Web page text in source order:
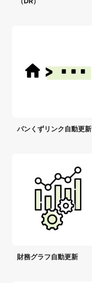
パンくずリンク自動更新
財務グラフ自動更新